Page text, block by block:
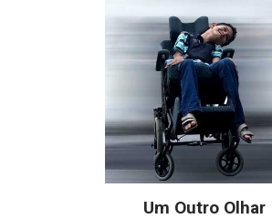
Um Outro Olhar